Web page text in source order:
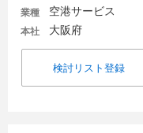
業種 空港サービス
本社 大阪府
検討リスト登録